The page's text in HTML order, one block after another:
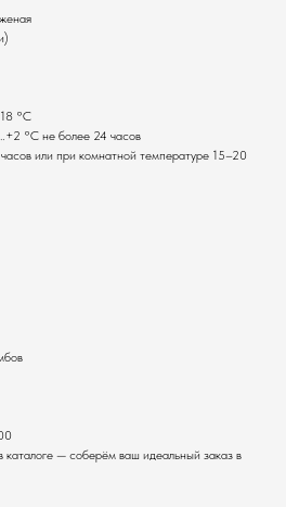
°С
°С не более 24 часов
или при комнатной температуре 15–20
— соберём ваш идеальный заказ в
551-81-28
ул. Неделина д. 61
ул. Плеханова д. 59
магазин